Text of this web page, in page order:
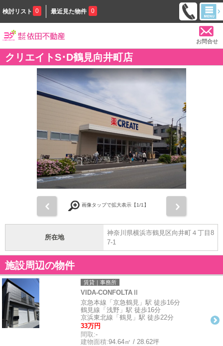
検討リスト 0 最近見た物件 0
お問合せ
クリエイトS･D鶴見向井町店
画像タップで拡大表示【1/1】
所在地
神奈川県横浜市鶴見区向井町４丁目8
7-1
施設周辺の物件
賃貸｜事務所
VIDA-CONFOLTAⅡ
京急本線「京急鶴見」駅 徒歩16分
鶴見線「浅野」駅 徒歩16分
京浜東北線「鶴見」駅 徒歩22分
33万円
間取:-
建物面積:94.64㎡ / 28.62坪